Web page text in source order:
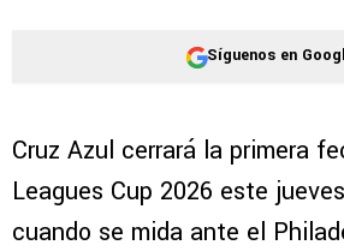
Síguenos en
Cruz Azul cerrará la primera
Leagues Cup 2026 este
cuando se mida ante el